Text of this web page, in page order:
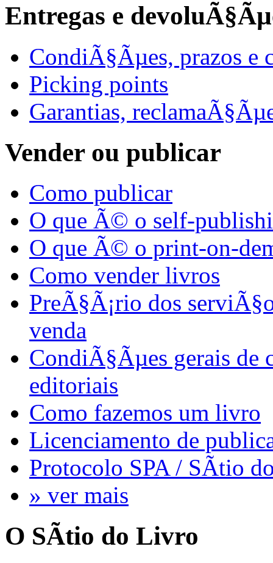
Entregas e
CondiÃ§Ãµes, prazos e
Picking points
Garantias,
Vender ou publicar
Como publicar
O que Ã© o self-
O que Ã© o print-on-
Como vender livros
PreÃ§Ã¡rio dos
venda
CondiÃ§Ãµes gerais de
editoriais
Como fazemos um livro
Licenciamento de
Protocolo SPA / SÃ­tio
» ver mais
O SÃ­tio do Livro